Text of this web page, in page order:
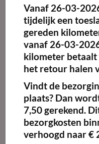
– speakerconfiguratie
– 4 x 5.25? full-range luidspreker
– 1? HF driver
– technische gegevens
– 100 W RMS class-D versterker
– maximale SPL: 112 dB
– inputs
– Line-in via de 3,5 mm stereo jack
– outputs
– XLR-uitgang
– afmetingen lessenaar: 631 x
– afmetingen basisplaat 54,6 x
– gewicht: 19.9 kg
– kleur: wit
Vanaf 26-03-
tijdelijk een
gereden
vanaf 26-03-
kilometer betaalt
het retour halen
Vindt de
plaats? Dan
7,50 gerekend.
bezorgkosten
verhoogd naar €